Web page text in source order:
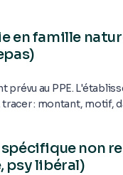
en famille
prévu au PPE.
: montant, motif,
non
psy libéral)